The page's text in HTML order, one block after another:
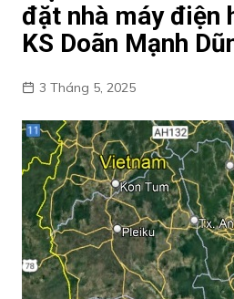
đặt nhà máy
KS Doãn Mạnh
3 Tháng 5, 2025